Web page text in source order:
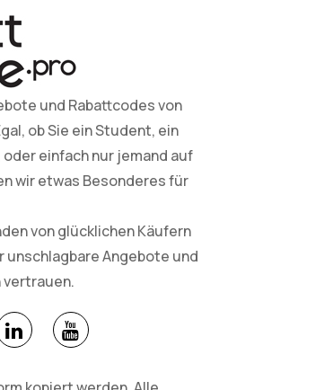
und Rabattcodes von
ob Sie ein Student, ein
einfach nur jemand auf
wir etwas Besonderes für
von glücklichen Käufern
unschlagbare Angebote und